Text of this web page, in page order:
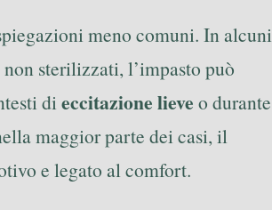
meno comuni. In alcuni
sterilizzati, l’impasto può
dieccitazione lieve o durante
maggior parte dei casi, il
e legato al comfort.